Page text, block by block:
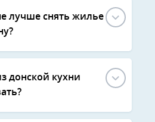
лучше снять жилье
донской кухни